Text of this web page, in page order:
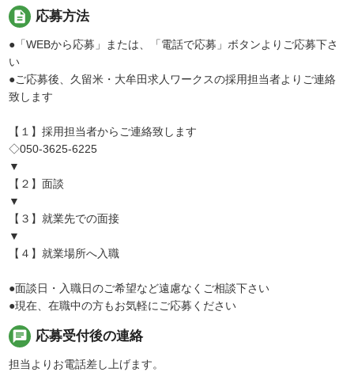
description 応募方法
●「WEBから応募」または、「電話で応募」ボタンよりご応募下さ
い
●ご応募後、久留米・大牟田求人ワークスの採用担当者よりご連絡
致します
【１】採用担当者からご連絡致します
◇050-3625-6225
▼
【２】面談
▼
【３】就業先での面接
▼
【４】就業場所へ入職
●面談日・入職日のご希望など遠慮なくご相談下さい
●現在、在職中の方もお気軽にご応募ください
chat 応募受付後の連絡
担当よりお電話差し上げます。